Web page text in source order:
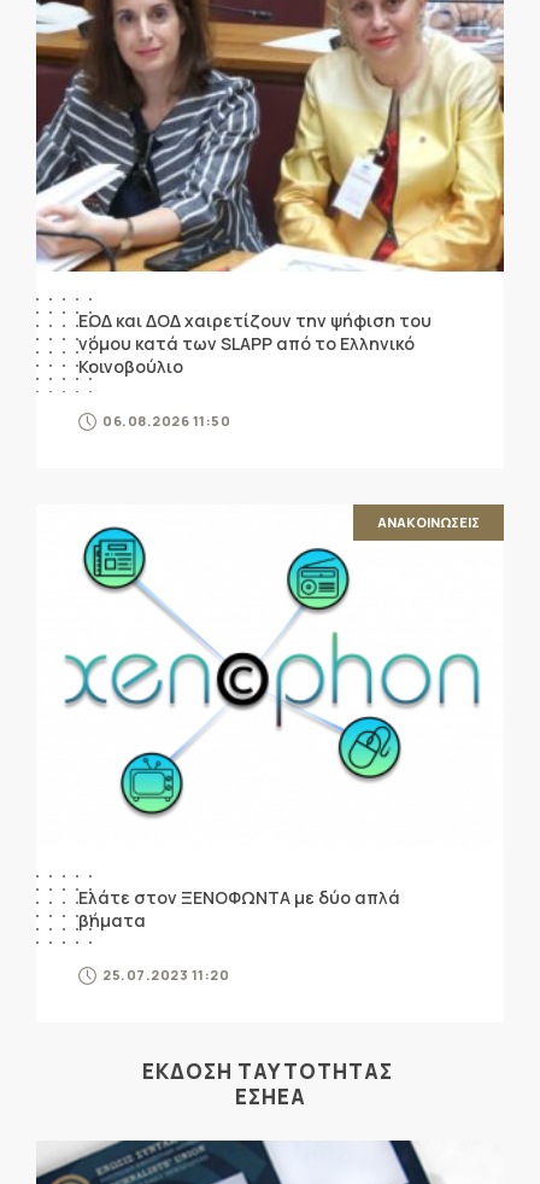
ΕΟΔ και ΔΟΔ χαιρετίζουν την ψήφιση του
νόμου κατά των SLAPP από το Ελληνικό
Κοινοβούλιο
06.08.2026 11:50
ΑΝΑΚΟΙΝΩΣΕΙΣ
Ελάτε στον ΞΕΝΟΦΩΝΤΑ με δύο απλά
βήματα
25.07.2023 11:20
ΕΚΔΟΣΗ ΤΑΥΤΟΤΗΤΑΣ
ΕΣΗΕΑ